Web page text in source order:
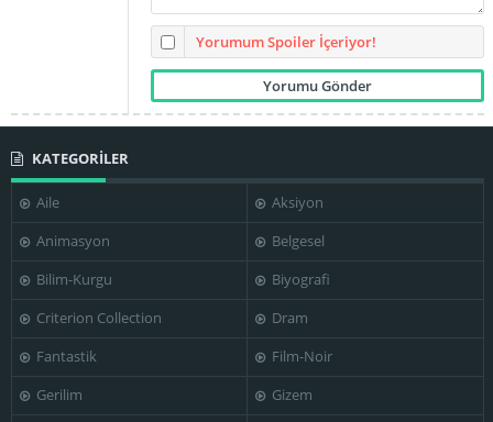
Guy Mairesse
Hassan El-
Hassani
Irene Papas
Jean-Louis
Yorumum Spoiler İçeriyor!
KATEGORİLER
Aile
Aksiyon
Animasyon
Belgesel
Bilim-Kurgu
Biyografi
Criterion Collection
Dram
Fantastik
Film-Noir
Gerilim
Gizem